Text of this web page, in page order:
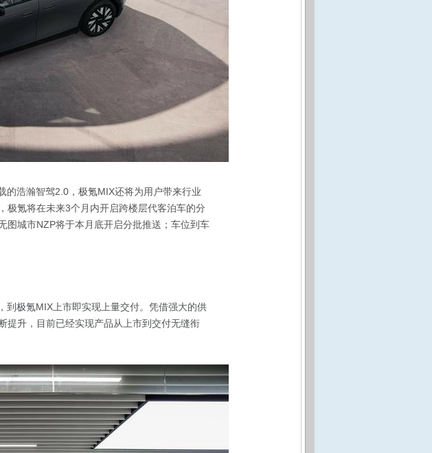
的浩瀚智驾2.0，极氪MIX还将为用户带来行业
极氪将在未来3个月内开启跨楼层代客泊车的分
图城市NZP将于本月底开启分批推送；车位到车
到极氪MIX上市即实现上量交付。凭借强大的供
提升，目前已经实现产品从上市到交付无缝衔